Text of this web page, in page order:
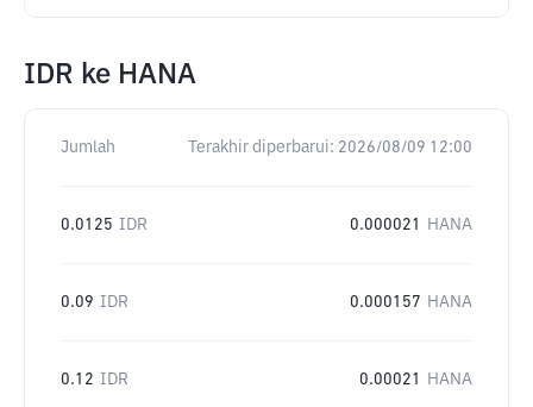
IDR ke HANA
Jumlah Terakhir diperbarui: 2026/08/09 12:00
0.0125 IDR 0.000021 HANA
0.09 IDR 0.000157 HANA
0.12 IDR 0.00021 HANA